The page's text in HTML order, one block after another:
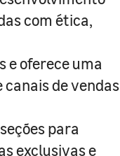
com ética,
e oferece uma
de vendas
para
exclusivas e